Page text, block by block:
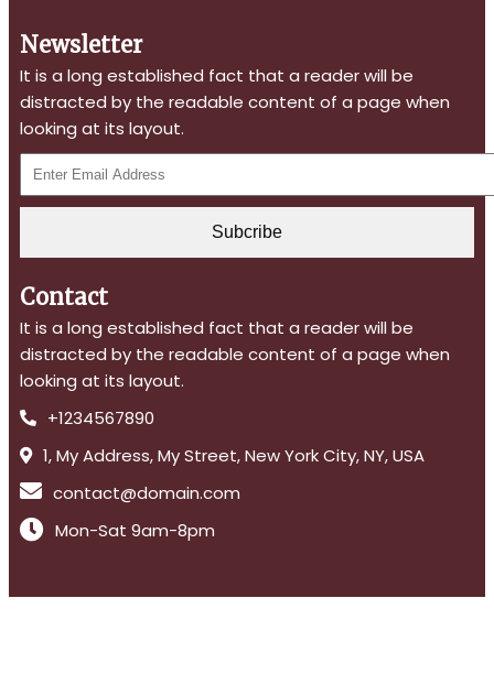
Newsletter
It is a long established fact that a reader will be
distracted by the readable content of a page when
looking at its layout.
Subcribe
Contact
It is a long established fact that a reader will be
distracted by the readable content of a page when
looking at its layout.
+1234567890
1, My Address, My Street, New York City, NY, USA
contact@domain.com
Mon-Sat 9am-8pm